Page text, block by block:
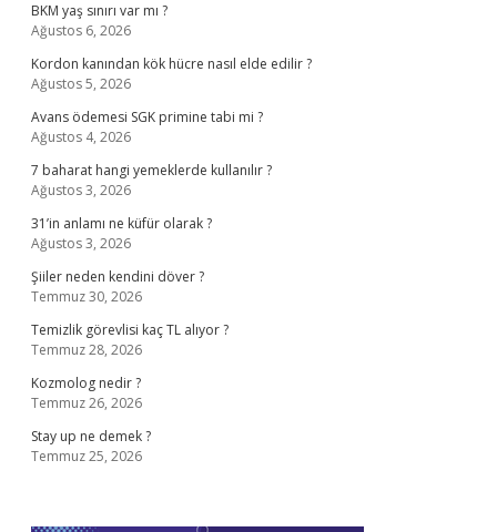
BKM yaş sınırı var mı ?
Ağustos 6, 2026
Kordon kanından kök hücre nasıl elde edilir ?
Ağustos 5, 2026
Avans ödemesi SGK primine tabi mi ?
Ağustos 4, 2026
7 baharat hangi yemeklerde kullanılır ?
Ağustos 3, 2026
31’in anlamı ne küfür olarak ?
Ağustos 3, 2026
Şiiler neden kendini döver ?
Temmuz 30, 2026
Temizlik görevlisi kaç TL alıyor ?
Temmuz 28, 2026
Kozmolog nedir ?
Temmuz 26, 2026
Stay up ne demek ?
Temmuz 25, 2026